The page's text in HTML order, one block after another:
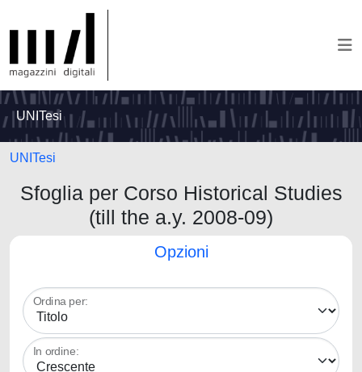
UNITesi
UNITesi
Sfoglia per Corso Historical Studies
(till the a.y. 2008-09)
Opzioni
Ordina per:
In ordine: